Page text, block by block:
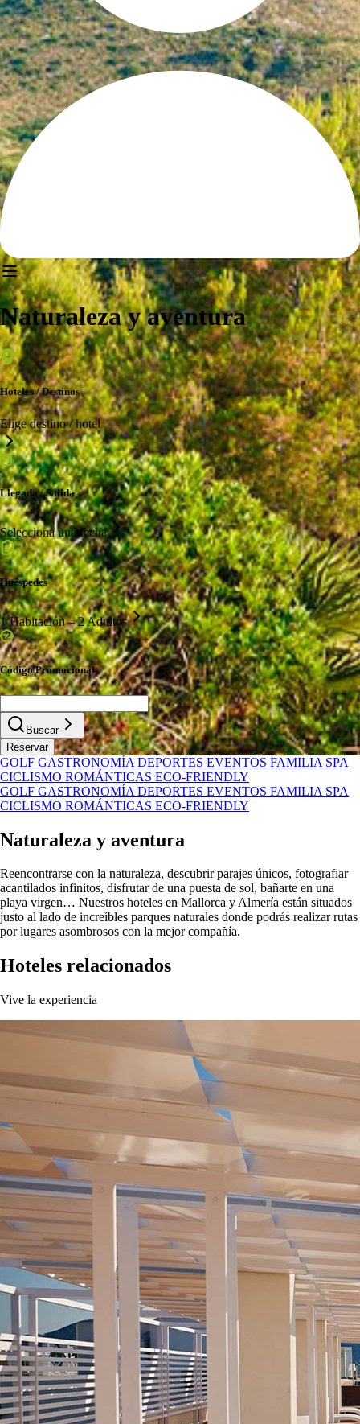
Naturaleza y aventura
Hoteles / Destinos
Elige destino / hotel
Llegada / Salida
Selecciona una fecha
Huéspedes
1 Habitación – 2 Adultos
Código Promocional
Buscar
Reservar
GOLF GASTRONOMÍA DEPORTES EVENTOS FAMILIA SPA
CICLISMO ROMÁNTICAS ECO-FRIENDLY
GOLF GASTRONOMÍA DEPORTES EVENTOS FAMILIA SPA
CICLISMO ROMÁNTICAS ECO-FRIENDLY
Naturaleza y aventura
Reencontrarse con la naturaleza, descubrir parajes únicos, fotografiar
acantilados infinitos, disfrutar de una puesta de sol, bañarte en una
playa virgen… Nuestros hoteles en Mallorca y Almería están situados
justo al lado de increíbles parques naturales donde podrás realizar rutas
por lugares asombrosos con la mejor compañía.
Hoteles relacionados
Vive la experiencia